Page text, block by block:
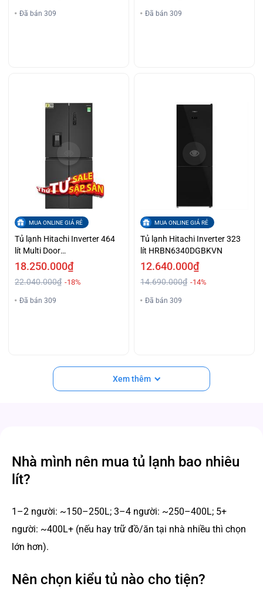
Đã bán 309 Đã bán 309
MUA ONLINE GIÁ RẺ
Tủ lạnh Hitachi Inverter 464
lít Multi Door
HR4N7520DSWDXVN
18.250.000₫
22.040.000₫ -18%
Đã bán 309
MUA ONLINE GIÁ RẺ
Tủ lạnh Hitachi Inverter 323
lít HRBN6340DGBKVN
12.640.000₫
14.690.000₫ -14%
Đã bán 309
Xem thêm
Nhà mình nên mua tủ lạnh bao nhiêu
lít?
1–2 người: ~150–250L; 3–4 người: ~250–400L; 5+
người: ~400L+ (nếu hay trữ đồ/ăn tại nhà nhiều thì chọn
lớn hơn).
Nên chọn kiểu tủ nào cho tiện?